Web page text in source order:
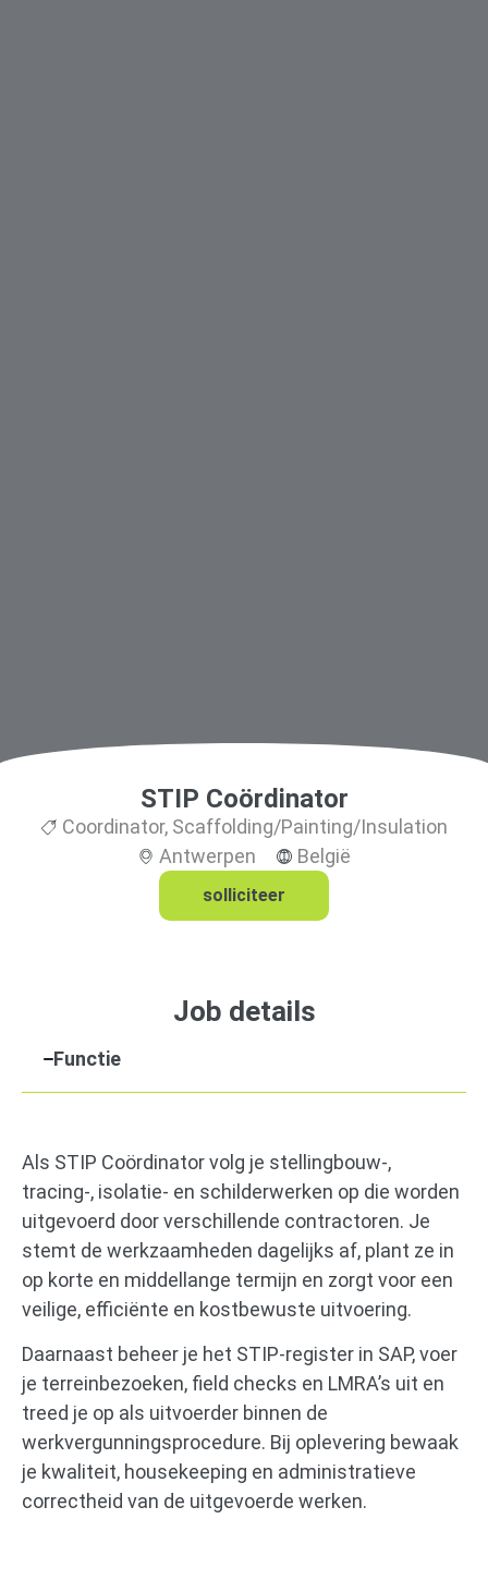
STIP Coördinator
Coordinator, Scaffolding/Painting/Insulation
Antwerpen
België
solliciteer
Job details
Functie
Als STIP Coördinator volg je stellingbouw-,
tracing-, isolatie- en schilderwerken op die worden
uitgevoerd door verschillende contractoren. Je
stemt de werkzaamheden dagelijks af, plant ze in
op korte en middellange termijn en zorgt voor een
veilige, efficiënte en kostbewuste uitvoering.
Daarnaast beheer je het STIP-register in SAP, voer
je terreinbezoeken, field checks en LMRA’s uit en
treed je op als uitvoerder binnen de
werkvergunningsprocedure. Bij oplevering bewaak
je kwaliteit, housekeeping en administratieve
correctheid van de uitgevoerde werken.